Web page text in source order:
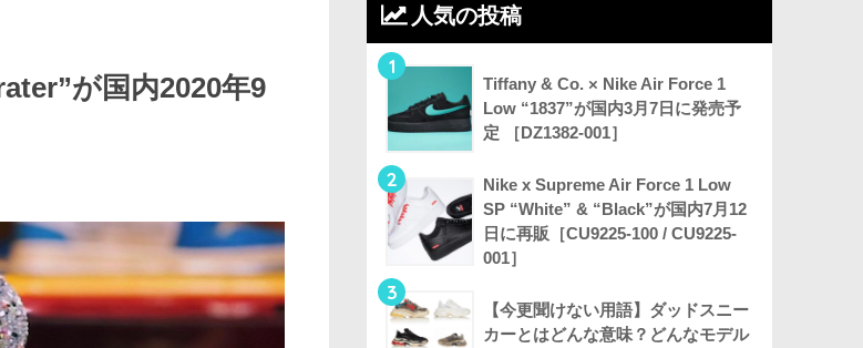
が国内2020年9
人気の投稿
1
Tiffany & Co. × Nike Air Force 1
Low “1837”が国内3月7日に発売予
定 ［DZ1382-001］
2
Nike x Supreme Air Force 1 Low
SP “White” & “Black”が国内7月12
日に再販［CU9225-100 / CU9225-
001］
3
【今更聞けない用語】ダッドスニー
カーとはどんな意味？どんなモデル